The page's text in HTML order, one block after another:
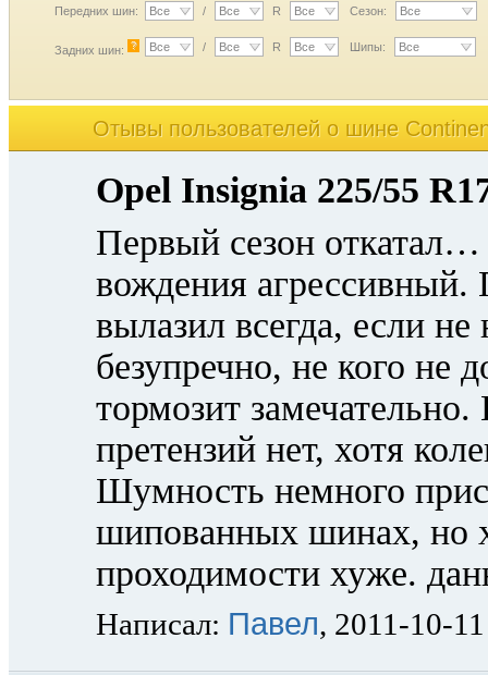
Передних шин: Все / Все R Все Сезон: Все
Задних шин: ? Все / Все R Все Шипы: Все
Отывы пользователей o шине
Opel Insignia 225/55
Первый сезон
вождения
вылазил всегда, если
безупречно, не кого не
тормозит
претензий нет, хотя
Шумность немного
шипованных шинах, но
проходимости хуже.
Написал: Павел, 2011-10-11